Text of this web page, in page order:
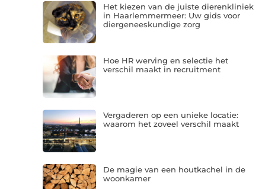
Het kiezen van de juiste dierenkliniek
in Haarlemmermeer: Uw gids voor
diergeneeskundige zorg
Hoe HR werving en selectie het
verschil maakt in recruitment
Vergaderen op een unieke locatie:
waarom het zoveel verschil maakt
De magie van een houtkachel in de
woonkamer